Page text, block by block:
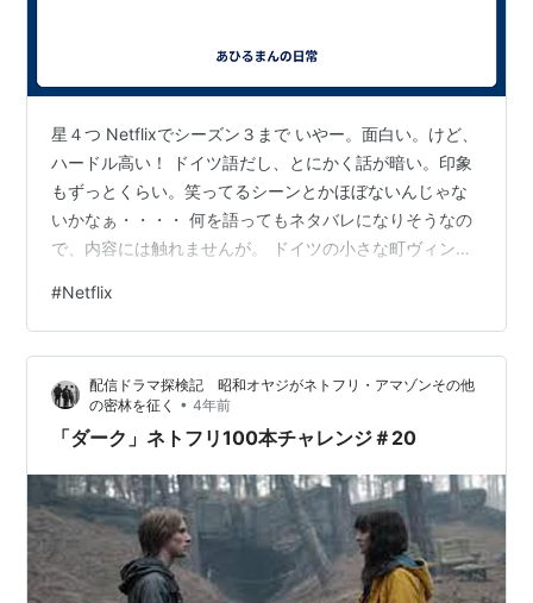
星４つ Netflixでシーズン３まで いやー。面白い。けど、
ハードル高い！ ドイツ語だし、とにかく話が暗い。印象
もずっとくらい。笑ってるシーンとかほぼないんじゃな
いかなぁ・・・・ 何を語ってもネタバレになりそうなの
で、内容には触れませんが。 ドイツの小さな町ヴィンデ
開していくってまぁ大筋そういうドラマなんですが、ヴ
ィンデンって実在してる街らしいけど全く町おこしには
ならなさそうな。ひたすら鬱蒼とした森と、原発ってい
うイメージだけが残る演出。あとは、洞窟と地下室なの
で、基本暗い絵にしかならない感じ。 そしてシーズン１
は10話あるんですが5話くらい…
#Netflix
配信ドラマ探検記 昭和オヤジがネトフリ・アマゾンその他
の密林を征く • 4年前
「ダーク」ネトフリ100本チャレンジ＃20